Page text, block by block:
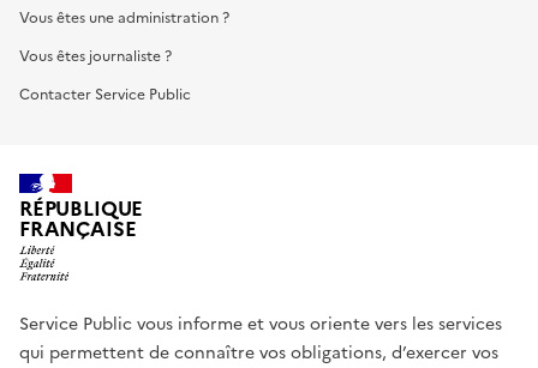
Vous êtes une administration ?
Vous êtes journaliste ?
Contacter Service Public
RÉPUBLIQUE
FRANÇAISE
Service Public vous informe et vous oriente vers les services
qui permettent de connaître vos obligations, d’exercer vos